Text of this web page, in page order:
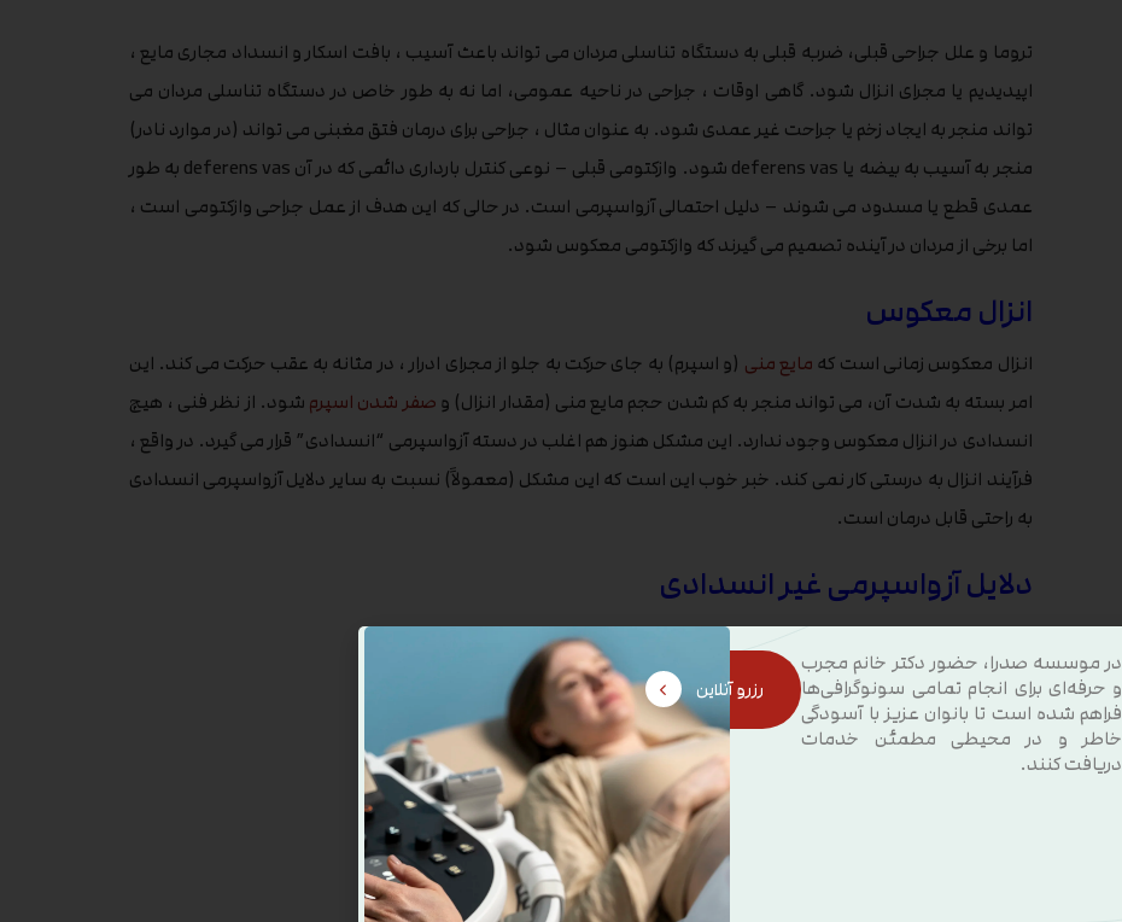
تروما و علل جراحی قبلی، ضربه قبلی به دستگاه تناسلی مردان می تواند باعث آسیب ، بافت اسکار و انسداد مجاری مایع ،
اپیدیدیم یا مجرای انزال شود. گاهی اوقات ، جراحی در ناحیه عمومی، اما نه به طور خاص در دستگاه تناسلی مردان می
تواند منجر به ایجاد زخم یا جراحت غیر عمدی شود. به عنوان مثال ، جراحی برای درمان فتق مغبنی می تواند (در موارد نادر)
منجر به آسیب به بیضه یا deferens vas شود. وازکتومی قبلی – نوعی کنترل بارداری دائمی که در آن deferens vas به طور
عمدی قطع یا مسدود می شوند – دلیل احتمالی آزواسپرمی است. در حالی که این هدف از عمل جراحی وازکتومی است ،
اما برخی از مردان در آینده تصمیم می گیرند که وازکتومی معکوس شود.
انزال معکوس
انزال معکوس زمانی است که مایع منی (و اسپرم) به جای حرکت به جلو از مجرای ادرار ، در مثانه به عقب حرکت می کند. این
امر بسته به شدت آن، می تواند منجر به کم شدن حجم مایع منی (مقدار انزال) و صفر شدن اسپرم شود. از نظر فنی ، هیچ
انسدادی در انزال معکوس وجود ندارد. این مشکل هنوز هم اغلب در دسته آزواسپرمی “انسدادی” قرار می گیرد. در واقع ،
فرآیند انزال به درستی کار نمی کند. خبر خوب این است که این مشکل (معمولاً) نسبت به سایر دلایل آزواسپرمی انسدادی
به راحتی قابل درمان است.
دلایل آزواسپرمی غیر انسدادی
آزواسپرمی غیر انسدادی ممکن است به دلیل موارد زیر ایجاد شود:
یک ناهنجاری ژنتیکی یا کروموزومی
آسیب به بیضه در اثر اشعه ، شیمی درمانی یا قرار گرفتن در معرض سم دیگر.
عوارض جانبی داروها یا مکمل های هورمونی.
در موسسه صدرا، حضور دکتر خانم مجرب
و حرفه‌ای برای انجام تمامی سونوگرافی‌ها
فراهم شده است تا بانوان عزیز با آسودگی
خاطر و در محیطی مطمئن خدمات
دریافت کنند.
رزرو آنلاین